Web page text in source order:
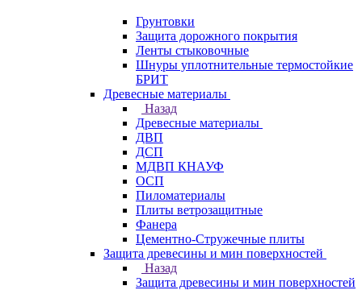
Грунтовки
Защита дорожного покрытия
Ленты стыковочные
Шнуры уплотнительные термостойкие
БРИТ
Древесные материалы
Назад
Древесные материалы
ДВП
ДСП
МДВП КНАУФ
ОСП
Пиломатериалы
Плиты ветрозащитные
Фанера
Цементно-Стружечные плиты
Защита древесины и мин поверхностей
Назад
Защита древесины и мин поверхностей